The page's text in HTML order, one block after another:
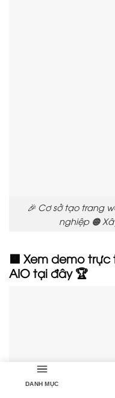
🎉 Cơ sở tạo trang
nghiệp 🟠
🟧 Xem demo
AIO tại đây 🏆
📅 Địa điểm tư
DANH MỤC